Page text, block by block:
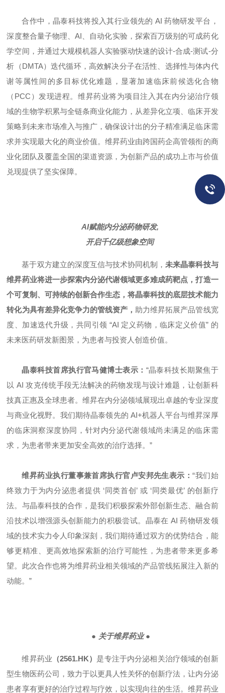
合作中，晶泰科技将投入其行业领先的 AI 药物研发平台，
深度整合量子物理、AI、自动化实验，探索百万级别的可成药化
学空间，并通过大规模机器人实验驱动快速的设计-合成-测试-分
析（DMTA）迭代循环，高效解决分子在活性、选择性与体内代
谢等属性间的多目标优化难题，显著加速临床前候选化合物
（PCC）发现进程。维昇药业将为项目注入其在内分泌治疗领
域的生物学积累与全链条商业化能力，从差异化立项、临床开发
策略到未来市场准入与推广，确保设计出的分子精准满足临床需
求并实现最大化的商业价值。维昇药业由跨国药企高管领衔的商
业化团队及覆盖全国的渠道资源，为创新产品的成功上市与价值
兑现提供了坚实保障。
AI赋能内分泌药物研发,
开启千亿级想象空间
基于双方建立的深度互信与技术协同机制，未来晶泰科技与
维昇药业将进一步探索内分泌代谢领域更多难成药靶点，打造一
个可复制、可持续的创新合作生态，将晶泰科技的底层技术能力
转化为具有差异化竞争力的管线资产， 助力维昇拓展产品管线宽
度、加速迭代升级，共同引领 “AI 定义药物，临床定义价值” 的
未来医药研发新图景，为患者与投资人创造价值。
晶泰科技首席执行官马健博士表示： “晶泰科技长期聚焦于
以 AI 攻克传统手段无法解决的药物发现与设计难题，让创新科
技真正惠及全球患者。维昇在内分泌领域展现出卓越的专业深度
与商业化视野。我们期待晶泰领先的 AI+机器人平台与维昇深厚
的临床洞察深度协同，针对内分泌代谢领域尚未满足的临床需
求，为患者带来更加安全高效的治疗选择。”
维昇药业执行董事兼首席执行官卢安邦先生表示：“我们始
终致力于为内分泌患者提供 ‘同类首创’ 或 ‘同类最优’ 的创新疗
法。与晶泰科技的合作，是我们积极探索外部创新生态、融合前
沿技术以增强源头创新能力的积极尝试。晶泰在 AI 药物研发领
域的技术实力令人印象深刻，我们期待通过双方的优势结合，能
够更精准、更高效地探索新的治疗可能性，为患者带来更多希
望。此次合作也将为维昇药业相关领域的产品管线拓展注入新的
动能。”
● 关于维昇药业●
维昇药业 （2561.HK） 是专注于内分泌相关治疗领域的创新
型生物医药公司，致力于以更具人性关怀的创新疗法，让内分泌
患者享有更好的治疗过程与疗效，以实现向往的生活。维昇药业